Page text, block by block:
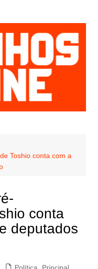
Toshio conta com a
conta
deputados